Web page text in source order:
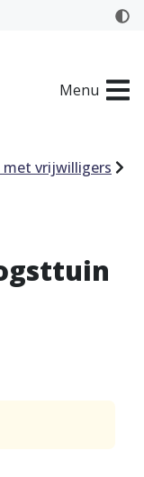
Menu
vrijwilligers